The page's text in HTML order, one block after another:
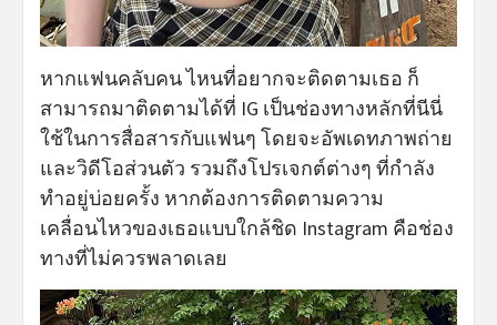
หากแฟนคลับคน ไหนที่อยากจะติดตามเธอ ก็
สามารถมาติดตามได้ที่ IG เป็นช่องทางหลักที่นีนี่
ใช้ในการสื่อสารกับแฟนๆ โดยจะอัพเดทภาพถ่าย
และวิดีโอส่วนตัว รวมถึงโปรเจกต์ต่างๆ ที่กำลัง
ทำอยู่บ่อยครั้ง หากต้องการติดตามความ
เคลื่อนไหวของเธอแบบใกล้ชิด Instagram คือช่อง
ทางที่ไม่ควรพลาดเลย